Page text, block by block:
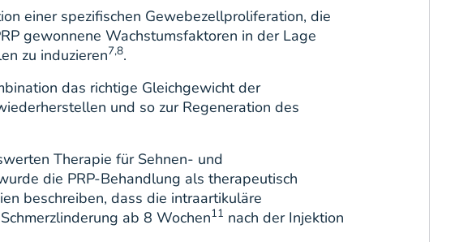
einer spezifischen Gewebezellproliferation, die
gewonnene Wachstumsfaktoren in der Lage
zu induzieren7,8.
das richtige Gleichgewicht der
und so zur Regeneration des
Therapie für Sehnen- und
die PRP-Behandlung als therapeutisch
beschreiben, dass die intraartikuläre
ab 8 Wochen11 nach der Injektion